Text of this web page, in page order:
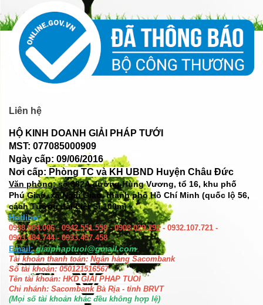
Liên hệ
HỘ KINH DOANH GIẢI PHÁP TƯỚI
MST: 077085000909
Ngày cấp: 09/06/2016
Nơi cấp: Phòng TC và KH UBND Huyện Châu Đức
Văn phòng: số382A đường Hùng Vương, tổ 16, khu phố
Phú Giao, xã Ngãi Giao, thành phố Hồ Chí Minh (quốc lộ 56,
cách Tượng đài Liệt Sĩ 100m)
Hotline:
0938.004.006 - 0942.551.558 - 0908.029.292 - 0932.107.721 -
0903.484.744 - 0933.457.458
Email: giaiphaptuoi@gmail.com
Tài khoản thanh toán: Ngân hàng Sacombank
Số tài khoản: 050121516567
Tên tài khoản: HKD GIAI PHAP TUOI
Chi nhánh: Sacombank Bà Rịa - tỉnh BRVT
(Mọi số tài khoản khác đều không hợp lệ)